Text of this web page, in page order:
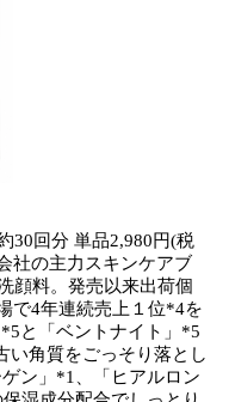
30回分 単品2,980円(税
社の主力スキンケアブ
顔料。発売以来出荷個
で4年連続売上１位*4を
と「ベントナイト」*5
い角質をごっそり落とし
ン」*1、「ヒアルロン